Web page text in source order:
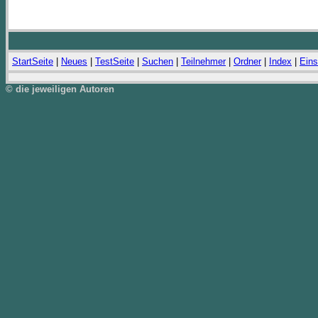
StartSeite Neues TestSeite Suchen Teilnehmer| Ordner| Index
© die jeweiligen Autoren